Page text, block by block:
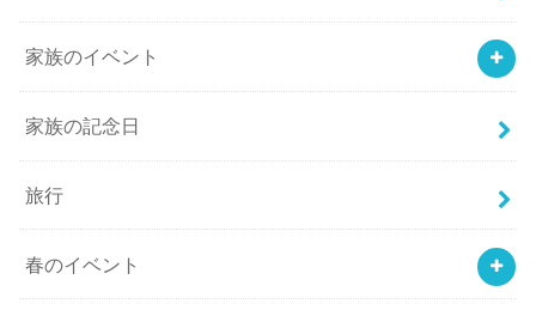
家族のイベント
家族の記念日
旅行
春のイベント